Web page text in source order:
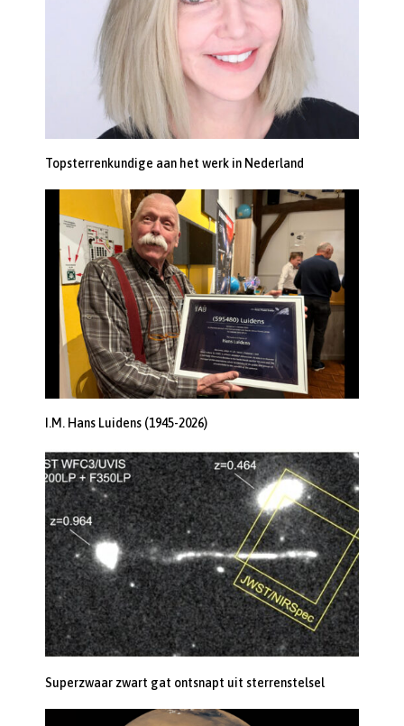
Topsterrenkundige aan het werk in Nederland
I.M. Hans Luidens (1945-2026)
Superzwaar zwart gat ontsnapt uit sterrenstelsel